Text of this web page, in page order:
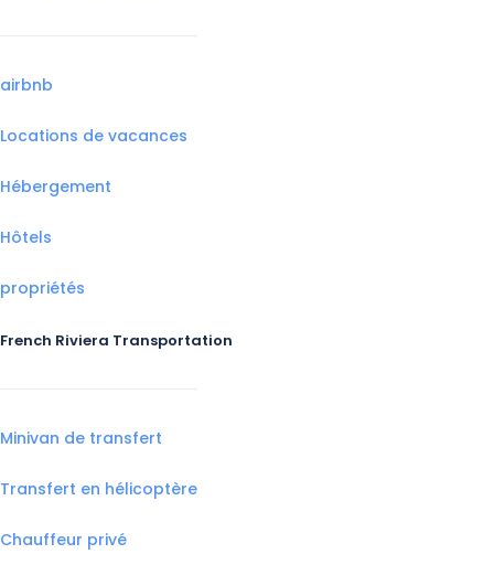
airbnb
Locations de vacances
Hébergement
Hôtels
propriétés
French Riviera Transportation
Minivan de transfert
Transfert en hélicoptère
Chauffeur privé